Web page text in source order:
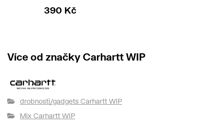
390 Kč
Více od značky Carhartt WIP
drobnosti/gadgets Carhartt WIP
Mix Carhartt WIP